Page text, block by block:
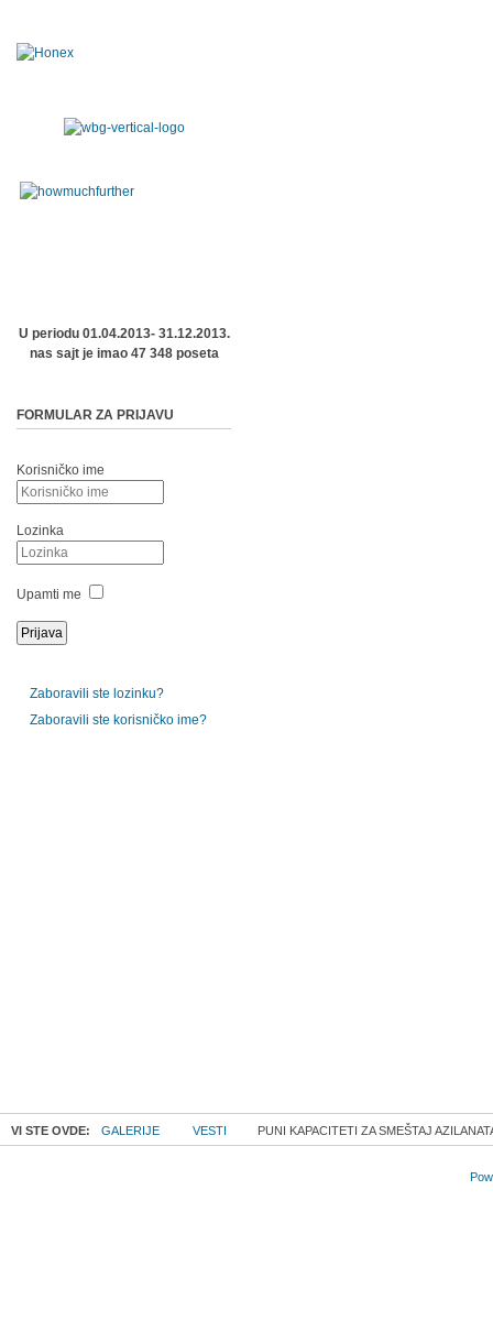
U periodu 01.04.2013- 31.12.2013.
nas sajt je imao 47 348 poseta
FORMULAR ZA PRIJAVU
Korisničko ime
Lozinka
Upamti me
Zaboravili ste lozinku?
Zaboravili ste korisničko ime?
VI STE OVDE: GALERIJE VESTI PUNI KAPACITETI ZA SMEŠTAJ